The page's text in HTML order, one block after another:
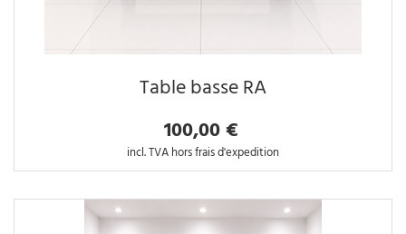
Table basse RA
100,00 €
incl. TVA hors frais d'expedition